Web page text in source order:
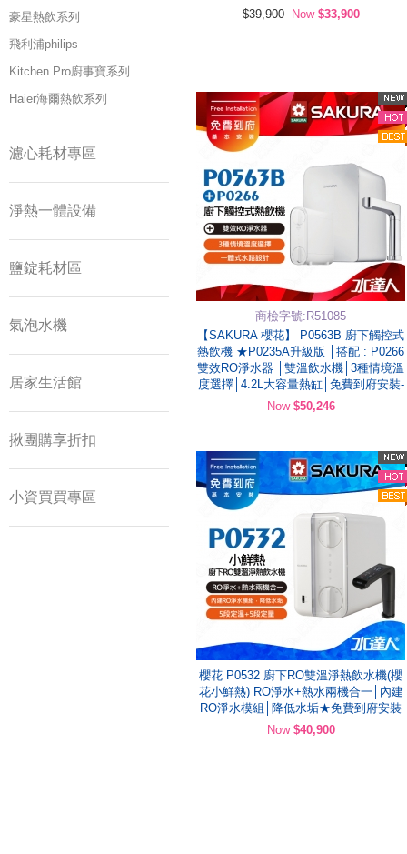
豪星熱飲系列
飛利浦philips
Kitchen Pro廚事寶系列
Haier海爾熱飲系列
濾心耗材專區
淨熱一體設備
鹽錠耗材區
氣泡水機
居家生活館
揪團購享折扣
小資買買專區
$39,900
Now $33,900
商檢字號:R51085
【SAKURA 櫻花】 P0563B 廚下觸控式
熱飲機 ★P0235A升級版 │搭配 : P0266
雙效RO淨水器 │雙溫飲水機│3種情境溫
度選擇│4.2L大容量熱缸│免費到府安裝-
Now $50,246
櫻花 P0532 廚下RO雙溫淨熱飲水機(櫻
花小鮮熱) RO淨水+熱水兩機合一│內建
RO淨水模組│降低水垢★免費到府安裝
Now $40,900